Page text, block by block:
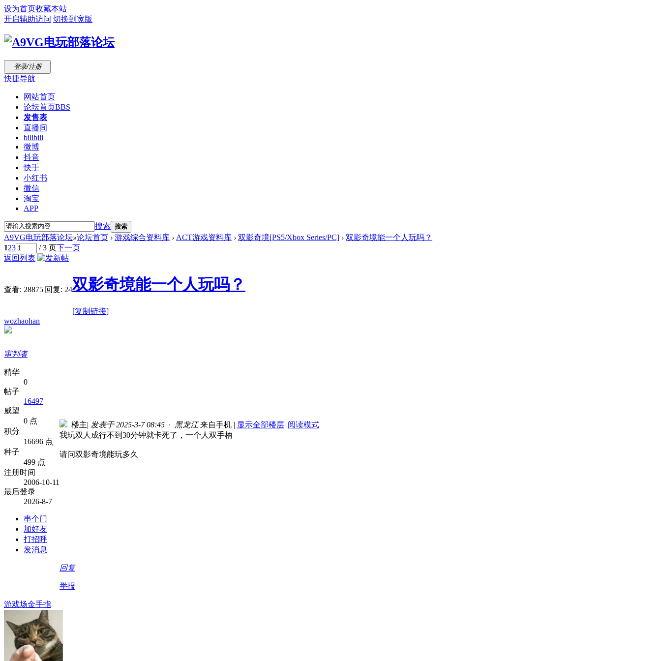
设为首页收藏本站
开启辅助访问 切换到宽版
登录/注册
快捷导航
网站首页
论坛首页BBS
发售表
直播间
bilibili
微博
抖音
快手
小红书
微信
淘宝
APP
搜索 搜索
A9VG电玩部落论坛»论坛首页 › 游戏综合资料库 › ACT游戏资料库 › 双影奇境[PS5/Xbox Series/PC] › 双影奇境能一个人玩吗？
123 / 3 页下一页
返回列表
查看: 28875|回复: 24双影奇境能一个人玩吗？
[复制链接]
wozhaohan
审判者
精华
0
帖子
16497
威望
0 点
积分
16696 点
种子
499 点
注册时间
2006-10-11
最后登录
2026-8-7
串个门
加好友
打招呼
发消息
楼主| 发表于 2025-3-7 08:45 · 黑龙江 来自手机 | 显示全部楼层 |阅读模式
我玩双人成行不到30分钟就卡死了，一个人双手柄
请问双影奇境能玩多久
回复
举报
游戏场金手指